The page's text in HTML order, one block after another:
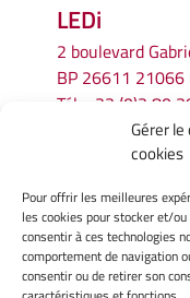
Gérer
cookies
Pour offrir les meilleures
les cookies pour stocker et/
consentir à ces technologies
comportement de navigation
consentir ou de retirer son
LEDi
2 boulevard
BP 26611 21066
Tél.
+33 (0)3 80
Mentions légales
Gérer mes
Politique de